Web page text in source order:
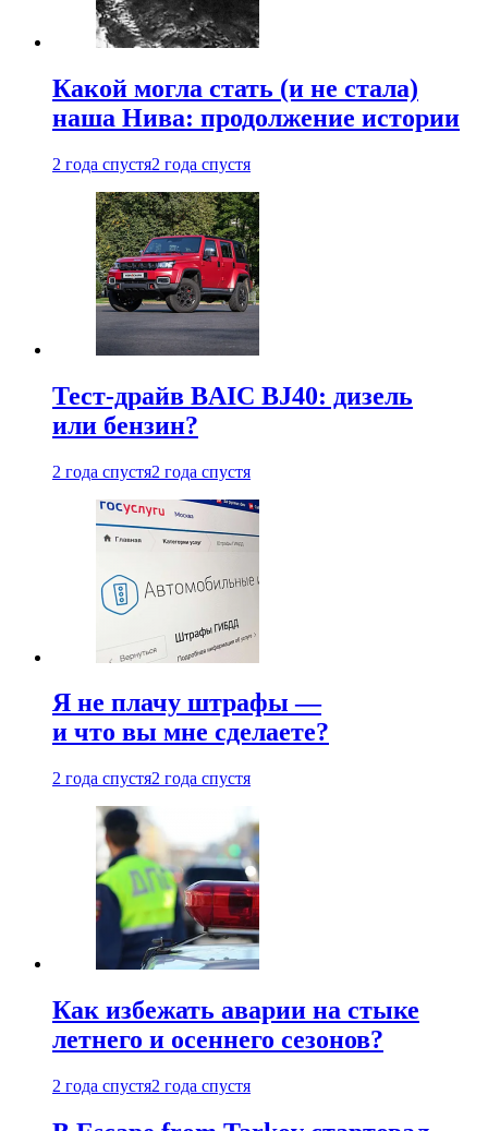
Какой могла стать (и не стала)
наша Нива: продолжение истории
2 года спустя2 года спустя
Тест-драйв BAIC BJ40: дизель
или бензин?
2 года спустя2 года спустя
Я не плачу штрафы —
и что вы мне сделаете?
2 года спустя2 года спустя
Как избежать аварии на стыке
летнего и осеннего сезонов?
2 года спустя2 года спустя